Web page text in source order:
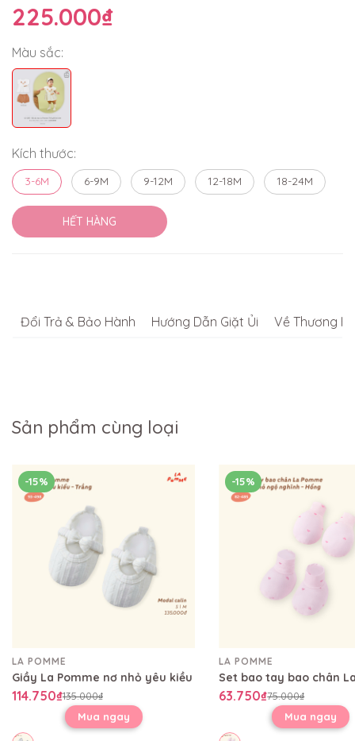
225.000₫
Màu sắc:
Kích thước:
3-6M 6-9M 9-12M 12-18M 18-24M
HẾT HÀNG
Đổi Trả & Bảo Hành Hướng Dẫn Giặt Ủi Về Thương
Sản phẩm cùng loại
-15%
LA POMME
Giầy La Pomme nơ nhỏ yêu kiều
114.750₫135.000₫
Mua ngay
-15%
LA POMME
63.750₫75.000₫
Mua ngay